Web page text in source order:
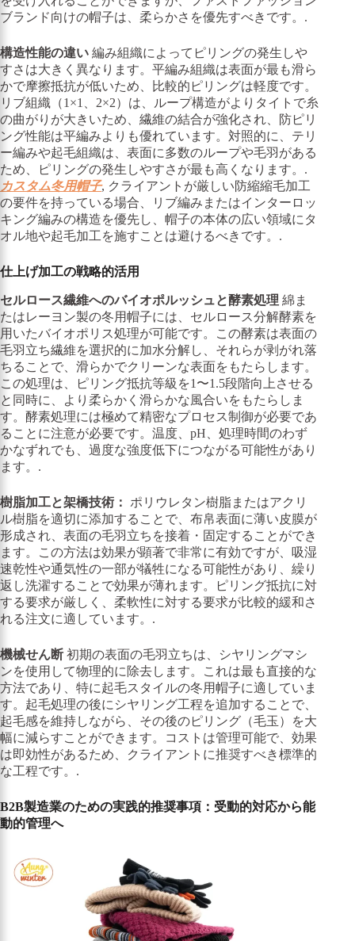
ブランド向けの帽子は、柔らかさを優先すべきです。.
構造性能の違い 編み組織によってピリングの発生しや
すさは大きく異なります。平編み組織は表面が最も滑ら
かで摩擦抵抗が低いため、比較的ピリングは軽度です。
リブ組織（1×1、2×2）は、ループ構造がよりタイトで糸
の曲がりが大きいため、繊維の結合が強化され、防ピリ
ング性能は平編みよりも優れています。対照的に、テリ
ー編みや起毛組織は、表面に多数のループや毛羽がある
ため、ピリングの発生しやすさが最も高くなります。.
カスタム冬用帽子, クライアントが厳しい防縮縮毛加工
の要件を持っている場合、リブ編みまたはインターロッ
キング編みの構造を優先し、帽子の本体の広い領域にタ
オル地や起毛加工を施すことは避けるべきです。.
仕上げ加工の戦略的活用
セルロース繊維へのバイオポルッシュと酵素処理 綿ま
たはレーヨン製の冬用帽子には、セルロース分解酵素を
用いたバイオポリス処理が可能です。この酵素は表面の
毛羽立ち繊維を選択的に加水分解し、それらが剥がれ落
ちることで、滑らかでクリーンな表面をもたらします。
この処理は、ピリング抵抗等級を1〜1.5段階向上させる
と同時に、より柔らかく滑らかな風合いをもたらしま
す。酵素処理には極めて精密なプロセス制御が必要であ
ることに注意が必要です。温度、pH、処理時間のわず
かなずれでも、過度な強度低下につながる可能性があり
ます。.
樹脂加工と架橋技術： ポリウレタン樹脂またはアクリ
ル樹脂を適切に添加することで、布帛表面に薄い皮膜が
形成され、表面の毛羽立ちを接着・固定することができ
ます。この方法は効果が顕著で非常に有効ですが、吸湿
速乾性や通気性の一部が犠牲になる可能性があり、繰り
返し洗濯することで効果が薄れます。ピリング抵抗に対
する要求が厳しく、柔軟性に対する要求が比較的緩和さ
れる注文に適しています。.
機械せん断 初期の表面の毛羽立ちは、シヤリングマシ
ンを使用して物理的に除去します。これは最も直接的な
方法であり、特に起毛スタイルの冬用帽子に適していま
す。起毛処理の後にシヤリング工程を追加することで、
起毛感を維持しながら、その後のピリング（毛玉）を大
幅に減らすことができます。コストは管理可能で、効果
は即効性があるため、クライアントに推奨すべき標準的
な工程です。.
B2B製造業のための実践的推奨事項：受動的対応から能
動的管理へ